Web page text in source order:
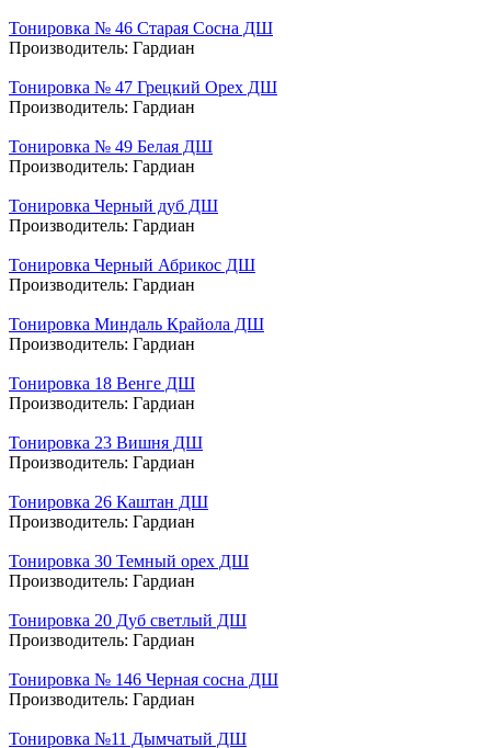
Тонировка № 46 Старая Сосна ДШ
Производитель: Гардиан
Тонировка № 47 Грецкий Орех ДШ
Производитель: Гардиан
Тонировка № 49 Белая ДШ
Производитель: Гардиан
Тонировка Черный дуб ДШ
Производитель: Гардиан
Тонировка Черный Абрикос ДШ
Производитель: Гардиан
Тонировка Миндаль Крайола ДШ
Производитель: Гардиан
Тонировка 18 Венге ДШ
Производитель: Гардиан
Тонировка 23 Вишня ДШ
Производитель: Гардиан
Тонировка 26 Каштан ДШ
Производитель: Гардиан
Тонировка 30 Темный орех ДШ
Производитель: Гардиан
Тонировка 20 Дуб светлый ДШ
Производитель: Гардиан
Тонировка № 146 Черная сосна ДШ
Производитель: Гардиан
Тонировка №11 Дымчатый ДШ